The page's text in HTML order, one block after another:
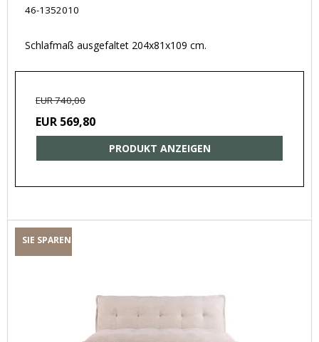
46-1352010
Schlafmaß ausgefaltet 204x81x109 cm.
EUR 740,00
EUR 569,80
PRODUKT ANZEIGEN
SIE SPAREN